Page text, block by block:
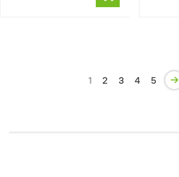
1 2 3 4 5